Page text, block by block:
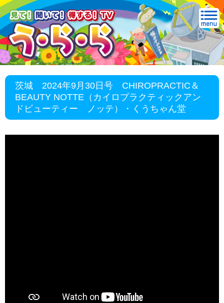
茨城 2024年9月30日号 CHIROPRACTIC＆
BEAUTY NOTTE（カイロプラクティックアン
ドビューティー ノッテ）・くうちゃん堂